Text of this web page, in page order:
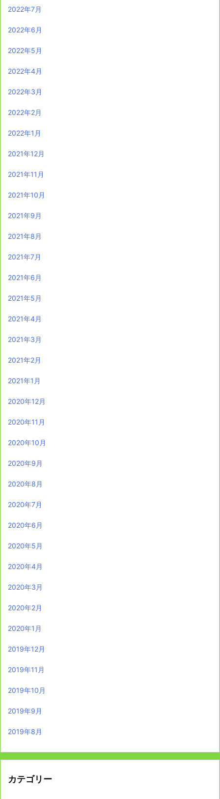
2022年7月
2022年6月
2022年5月
2022年4月
2022年3月
2022年2月
2022年1月
2021年12月
2021年11月
2021年10月
2021年9月
2021年8月
2021年7月
2021年6月
2021年5月
2021年4月
2021年3月
2021年2月
2021年1月
2020年12月
2020年11月
2020年10月
2020年9月
2020年8月
2020年7月
2020年6月
2020年5月
2020年4月
2020年3月
2020年2月
2020年1月
2019年12月
2019年11月
2019年10月
2019年9月
2019年8月
カテゴリー